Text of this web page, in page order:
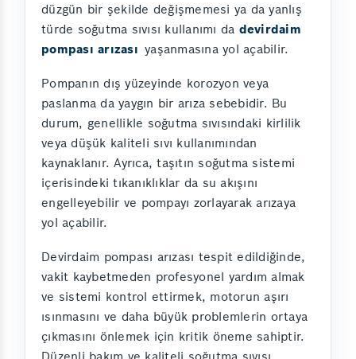
düzgün bir şekilde değişmemesi ya da yanlış
türde soğutma sıvısı kullanımı da devirdaim
pompası arızası yaşanmasına yol açabilir.
Pompanın dış yüzeyinde korozyon veya
paslanma da yaygın bir arıza sebebidir. Bu
durum, genellikle soğutma sıvısındaki kirlilik
veya düşük kaliteli sıvı kullanımından
kaynaklanır. Ayrıca, taşıtın soğutma sistemi
içerisindeki tıkanıklıklar da su akışını
engelleyebilir ve pompayı zorlayarak arızaya
yol açabilir.
Devirdaim pompası arızası tespit edildiğinde,
vakit kaybetmeden profesyonel yardım almak
ve sistemi kontrol ettirmek, motorun aşırı
ısınmasını ve daha büyük problemlerin ortaya
çıkmasını önlemek için kritik öneme sahiptir.